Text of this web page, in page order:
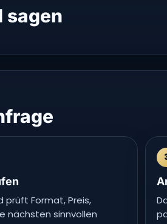
sagen
prüft Format, Preis,
nächsten sinnvollen